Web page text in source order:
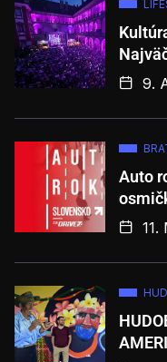
9.
Auto
11.